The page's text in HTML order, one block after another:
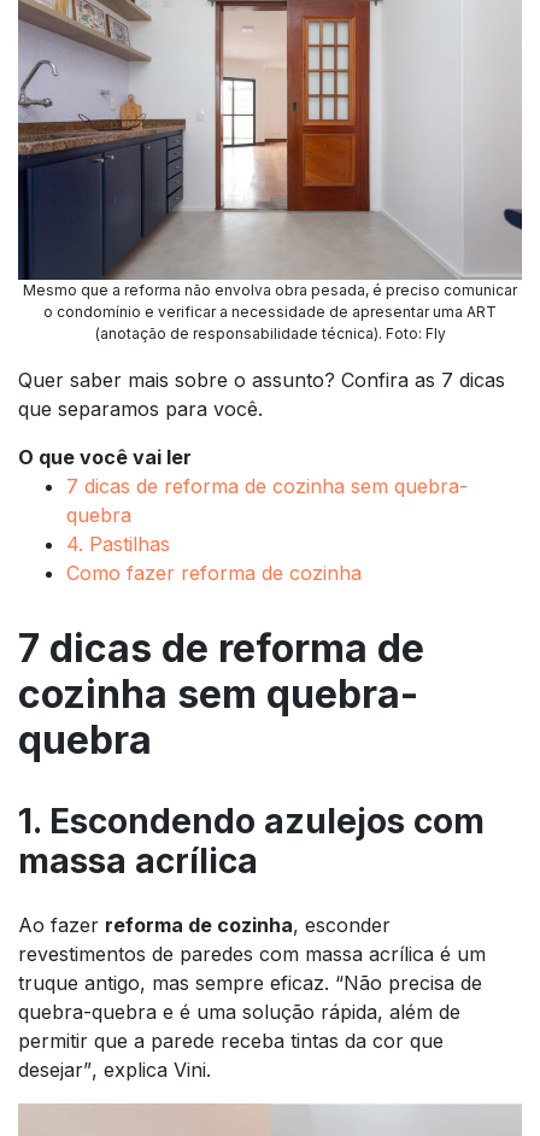
Mesmo que a reforma não envolva obra pesada, é preciso comunicar
o condomínio e verificar a necessidade de apresentar uma ART
(anotação de responsabilidade técnica). Foto: Fly
Quer saber mais sobre o assunto? Confira as 7 dicas
que separamos para você.
O que você vai ler
7 dicas de reforma de cozinha sem quebra-
quebra
4. Pastilhas
Como fazer reforma de cozinha
7 dicas de reforma de
cozinha sem quebra-
quebra
1. Escondendo azulejos com
massa acrílica
Ao fazer reforma de cozinha, esconder
revestimentos de paredes com massa acrílica é um
truque antigo, mas sempre eficaz. “Não precisa de
quebra-quebra e é uma solução rápida, além de
permitir que a parede receba tintas da cor que
desejar”, explica Vini.